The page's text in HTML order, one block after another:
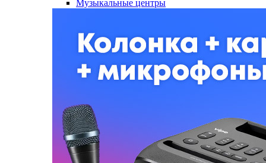
Музыкальные центры